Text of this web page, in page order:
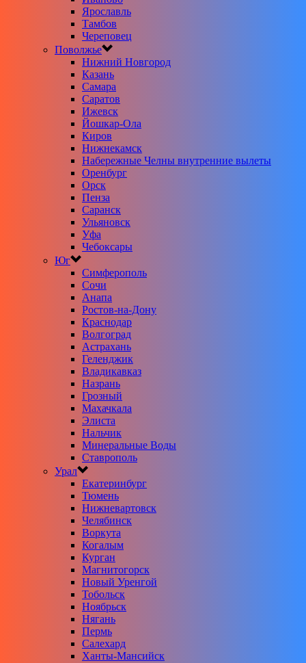
Ярославль
Тамбов
Череповец
Поволжье
Нижний Новгород
Казань
Самара
Саратов
Ижевск
Йошкар-Ола
Киров
Нижнекамск
Набережные Челны внутренние вылеты
Оренбург
Орск
Пенза
Саранск
Ульяновск
Уфа
Чебоксары
Юг
Симферополь
Сочи
Анапа
Ростов-на-Дону
Краснодар
Волгоград
Астрахань
Геленджик
Владикавказ
Назрань
Грозный
Махачкала
Элиста
Нальчик
Минеральные Воды
Ставрополь
Урал
Екатеринбург
Тюмень
Нижневартовск
Челябинск
Воркута
Когалым
Курган
Магнитогорск
Новый Уренгой
Тобольск
Ноябрьск
Нягань
Пермь
Салехард
Ханты-Мансийск